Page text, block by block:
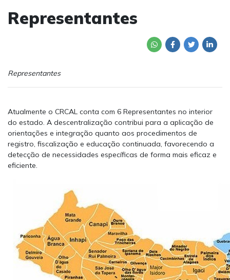
Representantes
Representantes
Atualmente o CRCAL conta com 6 Representantes no interior
do estado. A descentralização contribui para a aplicação de
orientações e integração quanto aos procedimentos de
registro, fiscalização e educação continuada, favorecendo a
detecção de necessidades específicas de forma mais eficaz e
eficiente.